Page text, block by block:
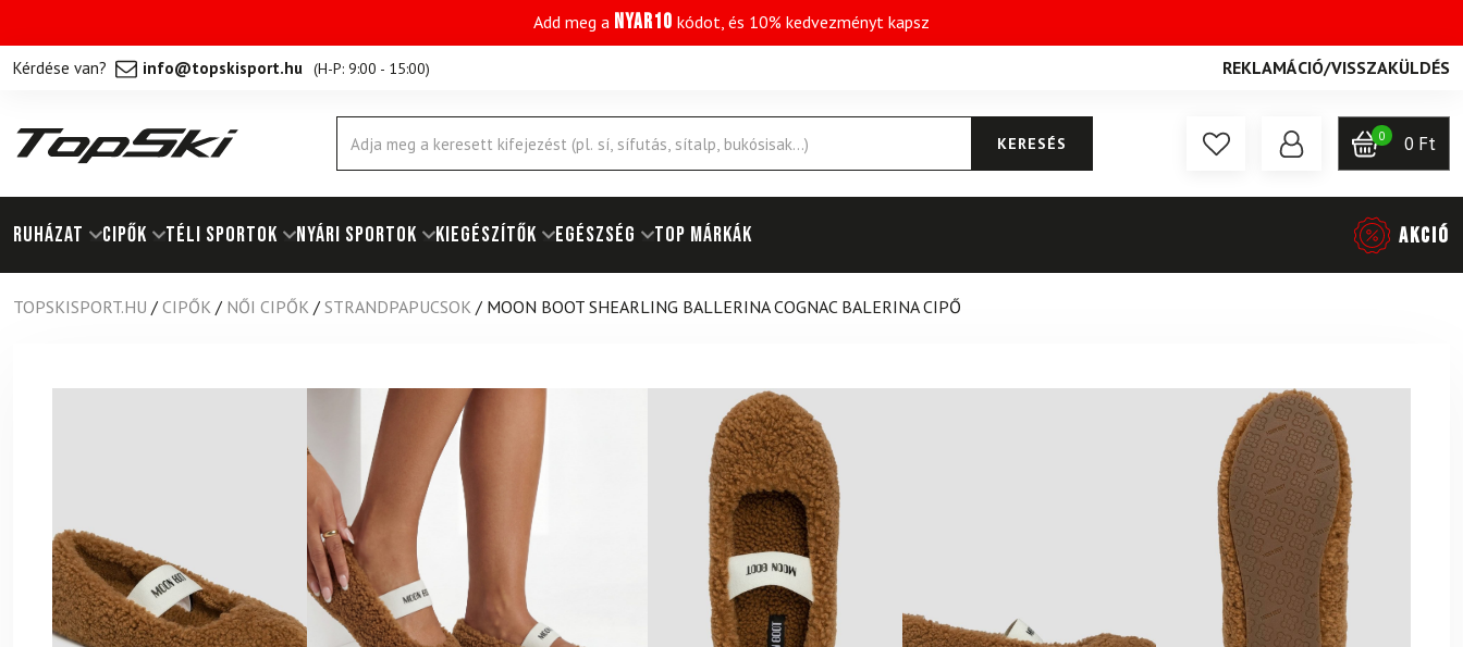
Add meg a NYAR10 kódot, és 10% kedvezményt kapsz
Kérdése van? info@topskisport.hu (H-P: 9:00 - 15:00) REKLAMÁCIÓ/VISSZAKÜLDÉS
Products
search
KERESÉS 0 0 Ft
RUHÁZAT Cipők TÉLI SPORTOK NYÁRI SPORTOK KIEGÉSZÍTŐK EGÉSZSÉG Top márkák AKCIÓ
TOPSKISPORT.HU / CIPŐK / NŐI CIPŐK / STRANDPAPUCSOK / MOON BOOT SHEARLING BALLERINA COGNAC BALERINA CIPŐ